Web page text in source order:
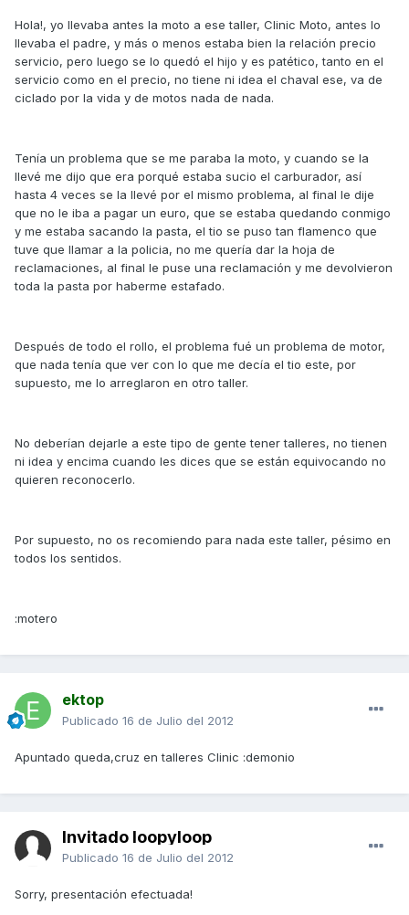
Hola!, yo llevaba antes la moto a ese taller, Clinic Moto, antes lo
llevaba el padre, y más o menos estaba bien la relación precio
servicio, pero luego se lo quedó el hijo y es patético, tanto en el
servicio como en el precio, no tiene ni idea el chaval ese, va de
ciclado por la vida y de motos nada de nada.
Tenía un problema que se me paraba la moto, y cuando se la
llevé me dijo que era porqué estaba sucio el carburador, así
hasta 4 veces se la llevé por el mismo problema, al final le dije
que no le iba a pagar un euro, que se estaba quedando conmigo
y me estaba sacando la pasta, el tio se puso tan flamenco que
tuve que llamar a la policia, no me quería dar la hoja de
reclamaciones, al final le puse una reclamación y me devolvieron
toda la pasta por haberme estafado.
Después de todo el rollo, el problema fué un problema de motor,
que nada tenía que ver con lo que me decía el tio este, por
supuesto, me lo arreglaron en otro taller.
No deberían dejarle a este tipo de gente tener talleres, no tienen
ni idea y encima cuando les dices que se están equivocando no
quieren reconocerlo.
Por supuesto, no os recomiendo para nada este taller, pésimo en
todos los sentidos.
:motero
ektop
Publicado 16 de Julio del 2012
Apuntado queda,cruz en talleres Clinic :demonio
Invitado loopyloop
Publicado 16 de Julio del 2012
Sorry, presentación efectuada!